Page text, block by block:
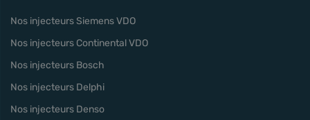
Nos injecteurs Siemens VDO
Nos injecteurs Continental VDO
Nos injecteurs Bosch
Nos injecteurs Delphi
Nos injecteurs Denso